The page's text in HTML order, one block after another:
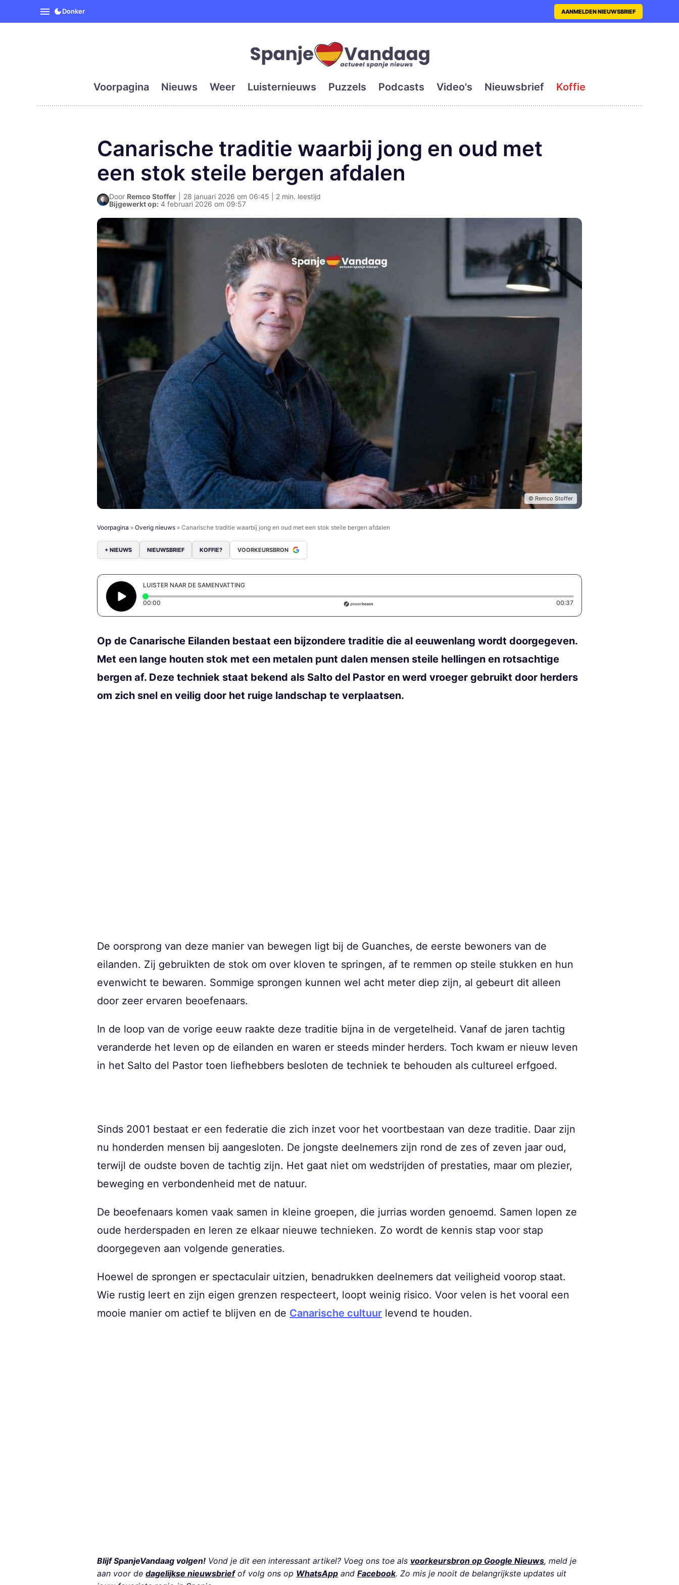
SpanjeVandaag is de eerste en grootste digitale krant met actueel en
Donker AANMELDEN NIEUWSBRIEF
Voorpagina Nieuws Weer Luisternieuws Puzzels Podcasts Video's Nieuwsbrief Koffie
Canarische traditie waarbij jong en oud met
een stok steile bergen afdalen
Door Remco Stoffer
28 januari 2026 om 06:45 | 2 min. leestijd
Bijgewerkt op: 4 februari 2026 om 09:57
© Remco Stoffer
Voorpagina » Overig nieuws » Canarische traditie waarbij jong en oud met een stok steile bergen afdalen
+ NIEUWS NIEUWSBRIEF KOFFIE? VOORKEURSBRON
LUISTER NAAR DE SAMENVATTING
00:00 00:37Duration: 37 seconds
Op de Canarische Eilanden bestaat een bijzondere traditie die al eeuwenlang wordt doorgegeven.
Met een lange houten stok met een metalen punt dalen mensen steile hellingen en rotsachtige
bergen af. Deze techniek staat bekend als Salto del Pastor en werd vroeger gebruikt door herders
om zich snel en veilig door het ruige landschap te verplaatsen.
De oorsprong van deze manier van bewegen ligt bij de Guanches, de eerste bewoners van de
eilanden. Zij gebruikten de stok om over kloven te springen, af te remmen op steile stukken en hun
evenwicht te bewaren. Sommige sprongen kunnen wel acht meter diep zijn, al gebeurt dit alleen
door zeer ervaren beoefenaars.
In de loop van de vorige eeuw raakte deze traditie bijna in de vergetelheid. Vanaf de jaren tachtig
veranderde het leven op de eilanden en waren er steeds minder herders. Toch kwam er nieuw leven
in het Salto del Pastor toen liefhebbers besloten de techniek te behouden als cultureel erfgoed.
Sinds 2001 bestaat er een federatie die zich inzet voor het voortbestaan van deze traditie. Daar zijn
nu honderden mensen bij aangesloten. De jongste deelnemers zijn rond de zes of zeven jaar oud,
terwijl de oudste boven de tachtig zijn. Het gaat niet om wedstrijden of prestaties, maar om plezier,
beweging en verbondenheid met de natuur.
De beoefenaars komen vaak samen in kleine groepen, die jurrias worden genoemd. Samen lopen ze
oude herderspaden en leren ze elkaar nieuwe technieken. Zo wordt de kennis stap voor stap
doorgegeven aan volgende generaties.
Hoewel de sprongen er spectaculair uitzien, benadrukken deelnemers dat veiligheid voorop staat.
Wie rustig leert en zijn eigen grenzen respecteert, loopt weinig risico. Voor velen is het vooral een
mooie manier om actief te blijven en de Canarische cultuur levend te houden.
Blijf SpanjeVandaag volgen! Vond je dit een interessant artikel? Voeg ons toe als voorkeursbron op Google Nieuws, meld je
aan voor de dagelijkse nieuwsbriefof volg ons op WhatsApp and Facebook. Zo mis je nooit de belangrijkste updates uit